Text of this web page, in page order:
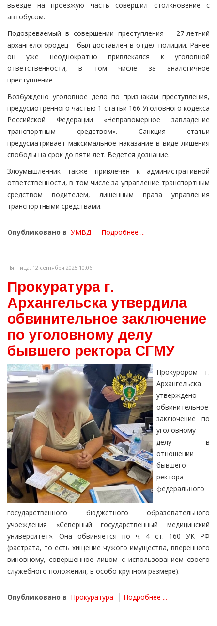
выезде на проезжую часть совершил столкновение с
автобусом.
Подозреваемый в совершении преступления – 27-летний
архангелогородец – был доставлен в отдел полиции. Ранее
он уже неоднократно привлекался к уголовной
ответственности, в том числе за аналогичное
преступление.
Возбуждено уголовное дело по признакам преступления,
предусмотренного частью 1 статьи 166 Уголовного кодекса
Российской Федерации «Неправомерное завладение
транспортным средством». Санкция статьи
предусматривает максимальное наказание в виде лишения
свободы на срок до пяти лет. Ведется дознание.
Злоумышленник также привлечен к административной
ответственности, в том числе за управление транспортным
средством водителем, лишенным права управления
транспортными средствами.
Опубликовано в УМВД Подробнее ...
Пятница, 12 сентября 2025 10:06
Прокуратура г.
Архангельска утвердила
обвинительное заключение
по уголовному делу
бывшего ректора СГМУ
Прокурором г.
Архангельска
утверждено
обвинительное
заключение по
уголовному
делу в
отношении
бывшего
ректора
федерального
государственного бюджетного образовательного
учреждения «Северный государственный медицинский
университет». Она обвиняется по ч. 4 ст. 160 УК РФ
(растрата, то есть хищение чужого имущества, вверенного
виновному, совершенное лицом с использованием своего
служебного положения, в особо крупном размере).
Опубликовано в Прокуратура Подробнее ...